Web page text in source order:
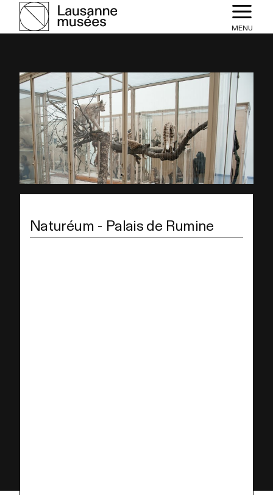
MENU
Naturéum - Palais de Rumine